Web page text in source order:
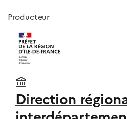
Producteur
Direction